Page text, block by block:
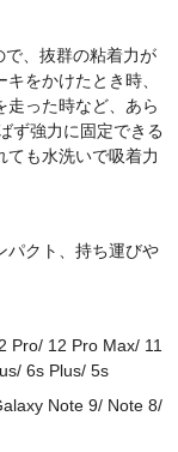
で、抜群の粘着力が
をかけたとき時、
走った時など、あら
ず強力に固定できる
ても水洗いで吸着力
パクト、持ち運びや
Pro/ 12 Pro Max/ 11
6s Plus/ 5s
Note 9/ Note 8/